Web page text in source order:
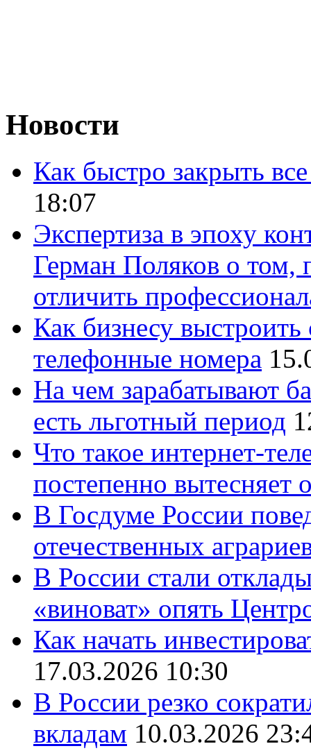
Новости
Как быстро закрыть
18:07
Экспертиза в эпоху
Герман Поляков о том,
отличить
Как бизнесу
телефонные номера
На чем зарабатывают
есть льготный период
Что такое интернет-
постепенно вытесняет
В Госдуме России
отечественных
В России стали
«виноват» опять
Как начать
17.03.2026 10:30
В России резко
вкладам 10.03.2026